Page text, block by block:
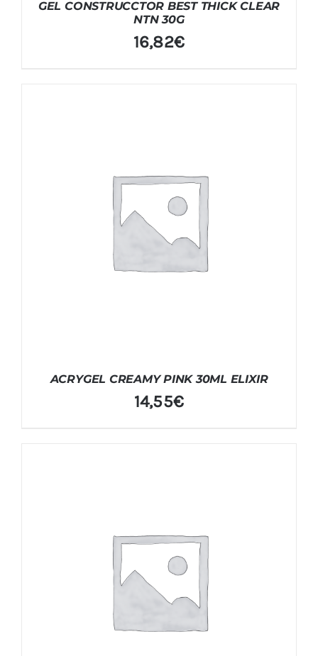
GEL CONSTRUCCTOR BEST THICK CLEAR
NTN 30G
16,82€
ACRYGEL CREAMY PINK 30ML ELIXIR
14,55€